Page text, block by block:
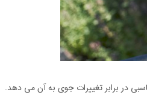
در برابر تغییرات جوی به آن می دهد.